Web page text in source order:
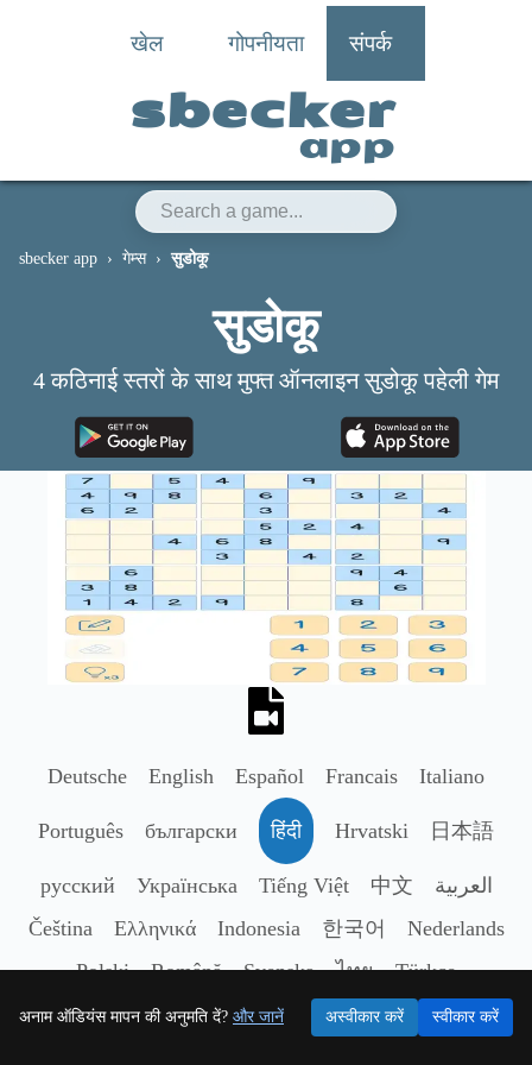
अनाम ऑडियंस मापन की अनुमति दें? और जानें अस्वीकार करें स्वीकार करें
खेल गोपनीयता संपर्क
sbecker
app
sbecker app गेम्स सुडोकू
सुडोकू
4 कठिनाई स्तरों के साथ मुफ्त ऑनलाइन सुडोकू पहेली गेम
Deutsche English Español Francais Italiano
Português български हिंदी Hrvatski 日本語
русский Українська Tiếng Việt 中文
العربية
Čeština
Ελληνικά Indonesia 한국어
Nederlands
Polski
Română Svenska ไทย Türkçe